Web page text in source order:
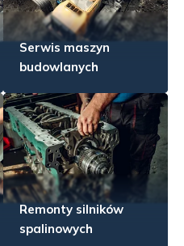
Serwis maszyn
budowlanych
Remonty silników
spalinowych